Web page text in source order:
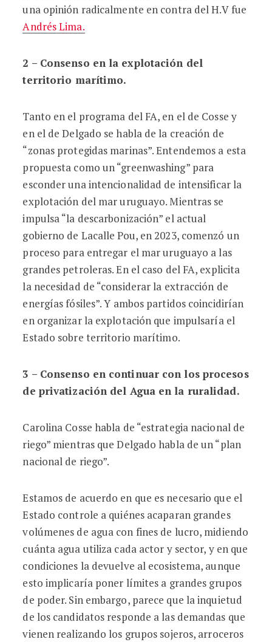
una opinión radicalmente en contra del H.V fue
Andrés Lima.
2 – Consenso en la explotación del
territorio marítimo.
Tanto en el programa del FA, en el de Cosse y
en el de Delgado se habla de la creación de
“zonas protegidas marinas”. Entendemos a esta
propuesta como un “greenwashing” para
esconder una intencionalidad de intensificar la
explotación del mar uruguayo. Mientras se
impulsa “la descarbonización” el actual
gobierno de Lacalle Pou, en 2023, comenzó un
proceso para entregar el mar uruguayo a las
grandes petroleras. En el caso del FA, explicita
la necesidad de “considerar la extracción de
energías fósiles”. Y ambos partidos coincidirían
en organizar la explotación que impulsaría el
Estado sobre territorio marítimo.
3 – Consenso en continuar con los procesos
de privatización del Agua en la ruralidad.
Carolina Cosse habla de “estrategia nacional de
riego” mientras que Delgado habla de un “plan
nacional de riego”.
Estamos de acuerdo en que es necesario que el
Estado controle a quiénes acaparan grandes
volúmenes de agua con fines de lucro, midiendo
cuánta agua utiliza cada actor y sector, y en que
condiciones la devuelve al ecosistema, aunque
esto implicaría poner límites a grandes grupos
de poder. Sin embargo, parece que la inquietud
de los candidatos responde a las demandas que
vienen realizando los grupos sojeros, arroceros